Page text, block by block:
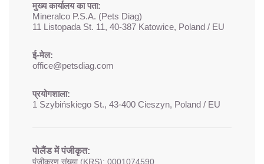
मुख्य कार्यालय का पता:
Mineralco P.S.A. (Pets Diag)
11 Listopada St. 11, 40-387 Katowice, Poland / EU
ई-मेल:
office@petsdiag.com
प्रयोगशाला:
1 Szybińskiego St., 43-400 Cieszyn, Poland / EU
पोलैंड में पंजीकृत:
पंजीकरण संख्या (KRS): 0001074590